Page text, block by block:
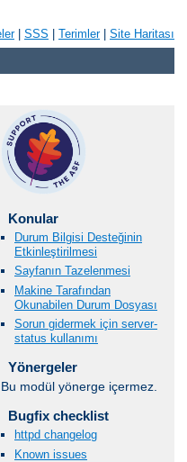
| SSS Terimler| Site Haritası
Konular
Durum Bilgisi Desteğinin
Etkinleştirilmesi
Sayfanın Tazelenmesi
Makine Tarafından
Okunabilen Durum Dosyası
Sorun gidermek için server-
status kullanımı
Yönergeler
Bu modül yönerge içermez.
Bugfix checklist
httpd changelog
Known issues